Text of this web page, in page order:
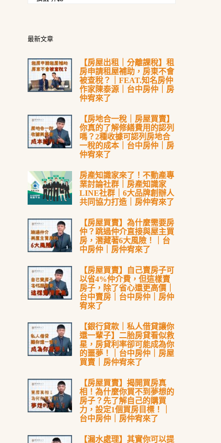
最新文章
【房屋出租｜分離課稅】租
房申請租屋補助，房東不會
被查稅？｜FEAT.知名房仲
作家陳泰源｜台中房仲｜房
仲宥來了
【房地合一稅｜房屋買賣】
你真的了解修繕費用的認列
嗎？2種收據可認列房地合
一稅的成本｜台中房仲｜房
仲宥來了
房產知識家來了！不動產專
業討論社群｜房產知識家
LINE社群｜6大品牌創辦人
共同協力打造｜房仲宥來了
【房屋買賣】為什麼需要房
仲？跳過仲介直接與屋主買
房，潛藏著6大風險！｜台
中房仲｜房仲宥來了
【房屋買賣】自己賣房子可
以省4%仲介費，但這樣賣
房子，除了省心還更高價｜
台中賣房｜台中房仲｜房仲
宥來了
【銀行貸款｜私人借貸讓你
還一輩子】二胎房貸看似救
星，房貸利率卻可能成為你
的噩夢！｜台中房仲｜房屋
買賣｜房仲宥來了
【房屋買賣】揭開買房真
相！為什麼你買不到夢想的
房子？先了解自己的購買
力，設定1個買房目標！｜
台中房仲｜房仲宥來了
【漏水處理】其實你可以提